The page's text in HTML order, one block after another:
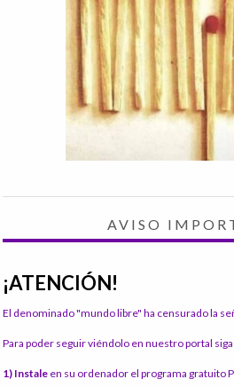
AVISO
¡ATENCIÓN!
El denominado "mundo libre" ha censurado la
Para poder seguir viéndolo en nuestro portal
1) Instale en su ordenador el programa gratuito